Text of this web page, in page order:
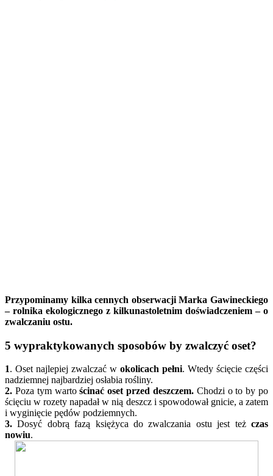
Przypominamy kilka cennych obserwacji Marka Gawineckiego
– rolnika ekologicznego z kilkunastoletnim doświadczeniem – o
zwalczaniu ostu.
5 wypraktykowanych sposobów by zwalczyć oset?
1. Oset najlepiej zwalczać w okolicach pełni. Wtedy ścięcie części
nadziemnej najbardziej osłabia rośliny.
2. Poza tym wartościnać oset przed deszczem.Chodzi o to by po
ścięciu w rozety napadał w nią deszcz i spowodował gnicie, a zatem
i wyginięcie pędów podziemnych.
3. Dosyć dobrą fazą księżyca do zwalczania ostu jest też czas
nowiu.